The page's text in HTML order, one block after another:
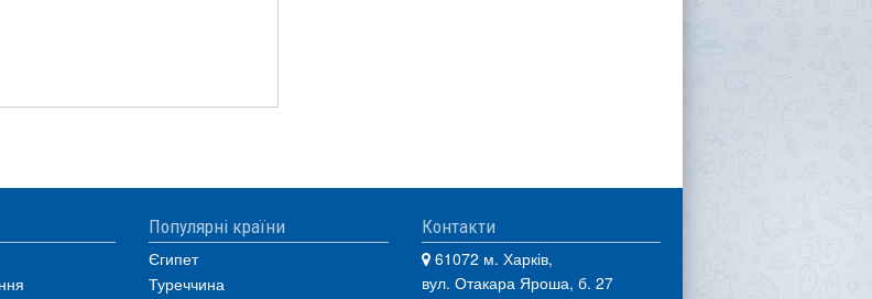
Популярні країни
Єгипет
Туреччина
Контакти
61072 м. Харків,
вул. Отакара Яроша, б. 27